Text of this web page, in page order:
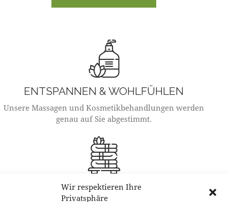
Wir respektieren Ihre
Privatsphäre
ENTSPANNEN & WOHLFÜHLEN
Unsere Massagen und Kosmetikbehandlungen werden
genau auf Sie abgestimmt.
ÖFFNUNGSZEITEN